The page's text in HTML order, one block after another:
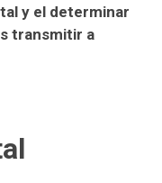
y el determinar
transmitir a